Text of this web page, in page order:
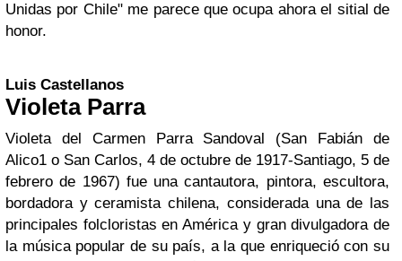
Unidas por Chile" me parece que ocupa ahora el sitial de
honor.
Luis Castellanos
Violeta Parra
Violeta del Carmen Parra Sandoval (San Fabián de
Alico1 o San Carlos, 4 de octubre de 1917-Santiago, 5 de
febrero de 1967) fue una cantautora, pintora, escultora,
bordadora y ceramista chilena, considerada una de las
principales folcloristas en América y gran divulgadora de
la música popular de su país, a la que enriqueció con su